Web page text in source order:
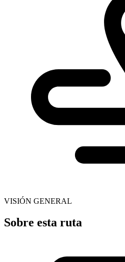
VISIÓN GENERAL
Sobre esta ruta